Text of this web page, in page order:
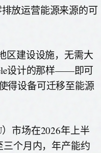
放运营能源来源的可
区建设设施，无需大
设计的那样——即可
得设备可迁移至能源
市场在2026年上半
个月内，年产能约